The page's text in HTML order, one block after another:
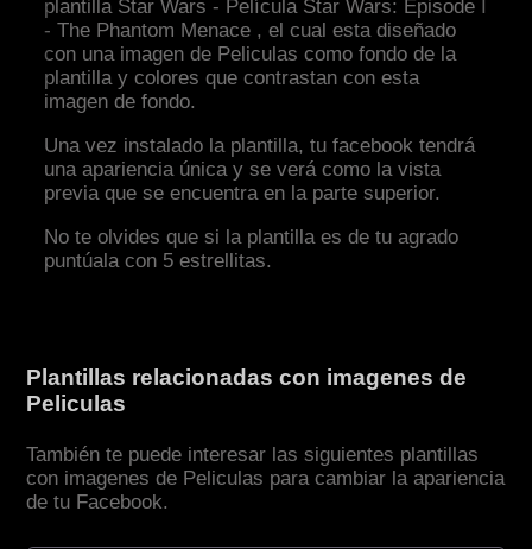
plantilla Star Wars - Película Star Wars: Episode I
- The Phantom Menace , el cual esta diseñado
con una imagen de Peliculas como fondo de la
plantilla y colores que contrastan con esta
imagen de fondo.
Una vez instalado la plantilla, tu facebook tendrá
una apariencia única y se verá como la vista
previa que se encuentra en la parte superior.
No te olvides que si la plantilla es de tu agrado
puntúala con 5 estrellitas.
Plantillas relacionadas con imagenes de
Peliculas
También te puede interesar las siguientes plantillas
con imagenes de Peliculas para cambiar la apariencia
de tu Facebook.